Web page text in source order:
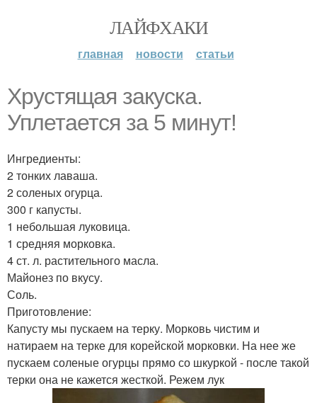
ЛАЙФХАКИ
главная новости статьи
Хрустящая закуска.
Уплетается за 5 минут!
Ингредиенты:
2 тонких лаваша.
2 соленых огурца.
300 г капусты.
1 небольшая луковица.
1 средняя морковка.
4 ст. л. растительного масла.
Майонез по вкусу.
Соль.
Приготовление:
Капусту мы пускаем на терку. Морковь чистим и
натираем на терке для корейской морковки. На нее же
пускаем соленые огурцы прямо со шкуркой - после такой
терки она не кажется жесткой. Режем лук